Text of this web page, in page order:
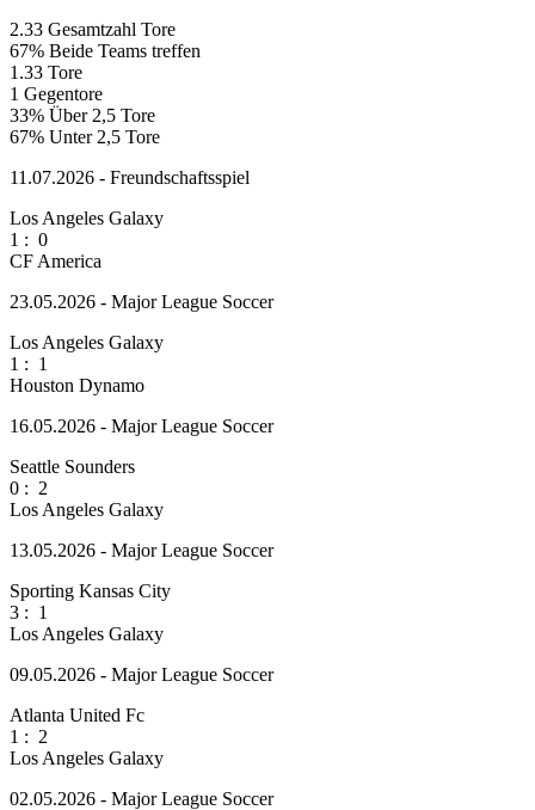
2.33 Gesamtzahl Tore
67% Beide Teams treffen
1.33 Tore
1 Gegentore
33% Über 2,5 Tore
67% Unter 2,5 Tore
11.07.2026 - Freundschaftsspiel
Los Angeles Galaxy
1 : 0
CF America
23.05.2026 - Major League Soccer
Los Angeles Galaxy
1 : 1
Houston Dynamo
16.05.2026 - Major League Soccer
Seattle Sounders
0 : 2
Los Angeles Galaxy
13.05.2026 - Major League Soccer
Sporting Kansas City
3 : 1
Los Angeles Galaxy
09.05.2026 - Major League Soccer
Atlanta United Fc
1 : 2
Los Angeles Galaxy
02.05.2026 - Major League Soccer